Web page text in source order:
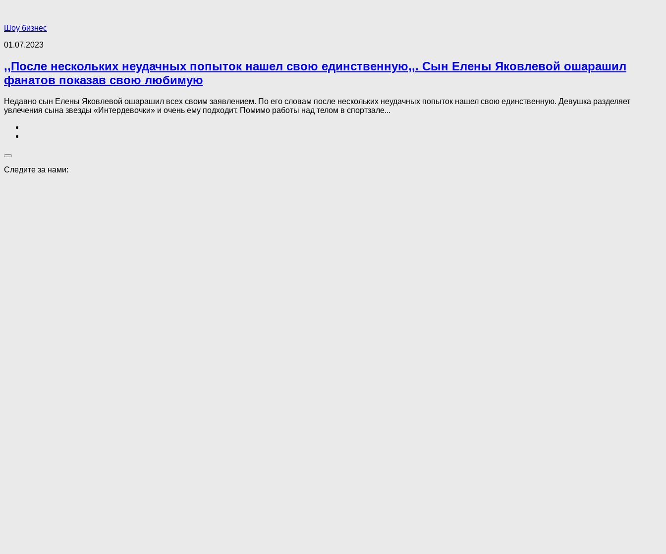
Шоу бизнес
01.07.2023
,,После нескольких неудачных попыток нашел свою единственную,,. Сын Елены Яковлевой ошарашил
фанатов показав свою любимую
Недавно сын Елены Яковлевой ошарашил всех своим заявлением. По его словам после нескольких неудачных попыток нашел свою единственную. Девушка разделяет
увлечения сына звезды «Интердевочки» и очень ему подходит. Помимо работы над телом в спортзале...
Следите за нами: